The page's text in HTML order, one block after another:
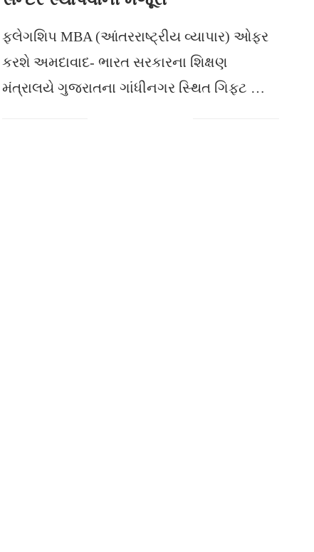
ફ્લેગશિપ MBA (આંતરરાષ્ટ્રીય વ્યાપાર) ઓફર
કરશે અમદાવાદ- ભારત સરકારના શિક્ષણ
મંત્રાલયે ગુજરાતના ગાંધીનગર સ્થિત ગિફ્ટ …